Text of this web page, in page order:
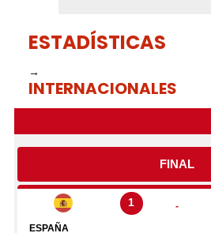
ESTADÍSTICAS
→
INTERNACIONALES